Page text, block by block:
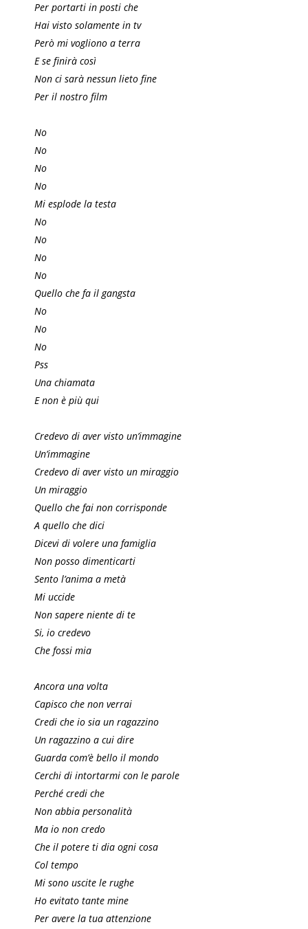
Per portarti in posti che
Hai visto solamente in tv
Però mi vogliono a terra
E se finirà così
Non ci sarà nessun lieto fine
Per il nostro film
No
No
No
No
Mi esplode la testa
No
No
No
No
Quello che fa il gangsta
No
No
No
Pss
Una chiamata
E non è più qui
Credevo di aver visto un’immagine
Un’immagine
Credevo di aver visto un miraggio
Un miraggio
Quello che fai non corrisponde
A quello che dici
Dicevi di volere una famiglia
Non posso dimenticarti
Sento l’anima a metà
Mi uccide
Non sapere niente di te
Si, io credevo
Che fossi mia
Ancora una volta
Capisco che non verrai
Credi che io sia un ragazzino
Un ragazzino a cui dire
Guarda com’è bello il mondo
Cerchi di intortarmi con le parole
Perché credi che
Non abbia personalità
Ma io non credo
Che il potere ti dia ogni cosa
Col tempo
Mi sono uscite le rughe
Ho evitato tante mine
Per avere la tua attenzione